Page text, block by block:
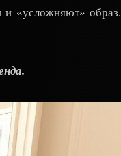
и «усложняют» образ.